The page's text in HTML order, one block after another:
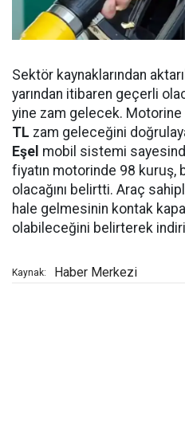
Sektör kaynaklarından
yarından itibaren geçerli
yine zam gelecek. Motorine
TL zam geleceğini
Eşel mobil sistemi
fiyatın motorinde 98 kuruş,
olacağını belirtti. Araç
hale gelmesinin kontak
olabileceğini belirterek
Kaynak: Haber Merkezi